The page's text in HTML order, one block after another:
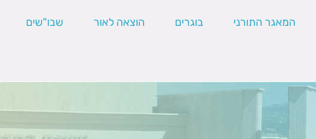
המאגר התורני בוגרים הוצאה לאור שבו"שים